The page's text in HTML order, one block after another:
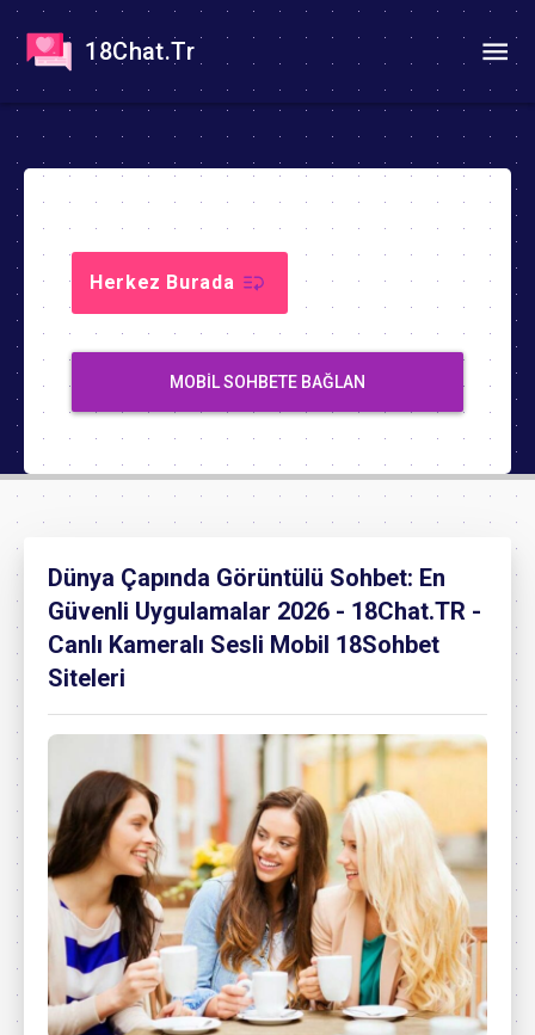
18Chat.Tr
Herkez Burada
MOBIL SOHBETE BAĞLAN
Dünya Çapında Görüntülü Sohbet: En
Güvenli Uygulamalar 2026 - 18Chat.TR -
Canlı Kameralı Sesli Mobil 18Sohbet
Siteleri